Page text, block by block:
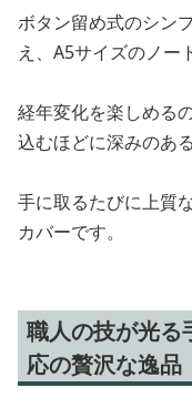
ボタン留め式のシン
え、A5サイズのノー
経年変化を楽しめる
込むほどに深みのあ
手に取るたびに上質
カバーです。
職人の技が光る
応の贅沢な逸品